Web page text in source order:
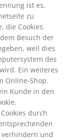
ist es,
zu
die Cookies
Besuch der
weil dies
des
Ein weiteres
Online-Shop.
Kunde in den
durch
und